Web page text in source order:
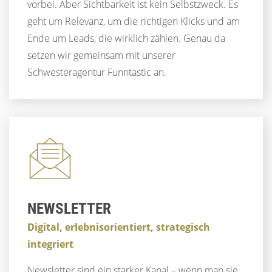
vorbei. Aber Sichtbarkeit ist kein Selbstzweck. Es
geht um Relevanz, um die richtigen Klicks und am
Ende um Leads, die wirklich zählen. Genau da
setzen wir gemeinsam mit unserer
Schwesteragentur Funntastic an.
NEWSLETTER
Digital, erlebnisorientiert, strategisch
integriert